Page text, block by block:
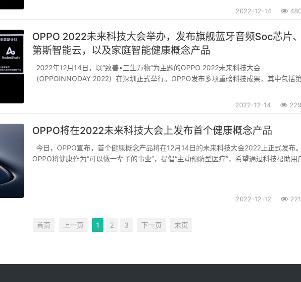
2022-12-14
OPPO 2022未来科技大会举办，发布旗舰蓝牙音频Soc芯片
第斯智能云，以及家庭智能健康概念产品
2022年12月14日，以“致善•三生万物”为主题的OPPO 2022未来科技大会
（OPPOINNODAY 2022）在深圳正式举行。OPPO发布多项重磅科技成果，其中包括
2022-12-14
OPPO将在2022未来科技大会上发布首个健康概念产品
今日，OPPO宣布，首个健康概念产品将在12月14日的未来科技大会2022上正式发布。
OPPO将健康作为“可以做一辈子的事业”，提倡“主动预防型医疗”，希望通过科技帮助用
2022-12-12
首页 上一页 1 2 3 下一页 末页